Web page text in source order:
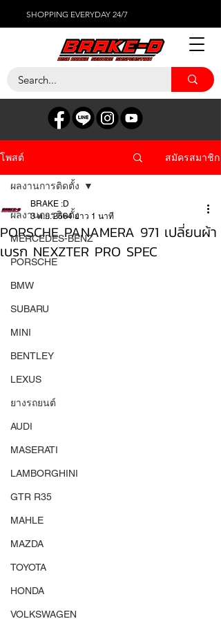
SHOPPING EVERYDAY 24/7
โพสต์ สมัครสมาชิก
ผลงานการติดตั้ง
MERCEDES-BENZ
PORSCHE
BMW
SUBARU
MINI
BENTLEY
LEXUS
ยางรถยนต์
AUDI
MASERATI
LAMBORGHINI
GTR R35
MAHLE
MAZDA
TOYOTA
HONDA
VOLKSWAGEN
ผลงานการติดตั้ง
PORSCHE PANAMERA 971 เปลี่ยนผ้า
เบรก NEXZTER PRO SPEC
BRAKE :D
3 พ.ย. 2564 ยาว 1 นาที